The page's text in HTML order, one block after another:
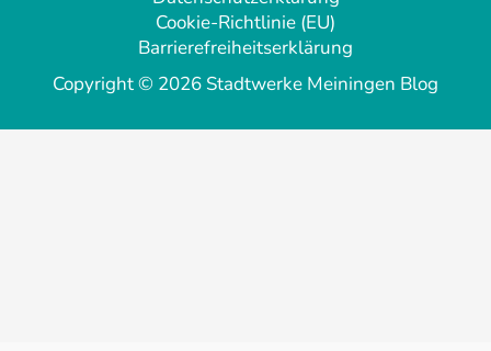
Cookie-Richtlinie (EU)
Barrierefreiheitserklärung
Copyright © 2026 Stadtwerke Meiningen Blog